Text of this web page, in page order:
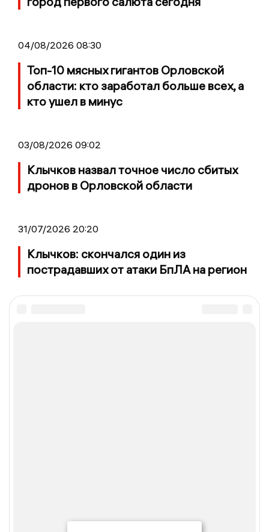
04/08/2026 08:30
Топ-10 мясных гигантов Орловской
области: кто заработал больше всех, а
кто ушел в минус
03/08/2026 09:02
Клычков назвал точное число сбитых
дронов в Орловской области
31/07/2026 20:20
Клычков: скончался один из
пострадавших от атаки БпЛА на регион